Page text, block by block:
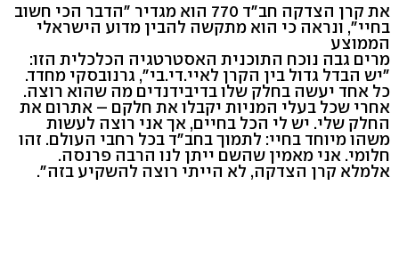
את קרן הצדקה חב"ד 770 הוא מגדיר "הדבר הכי חשוב
בחיי", ונראה כי הוא מתקשה להבין מדוע הישראלי
הממוצע
מרים גבה נוכח התוכנית האסטרטגיה הכלכלית הזו:
"יש הבדל גדול בין הקרן לאיי.די.בי", גרנובסקי מחדד.
כל אחד יעשה בחלק שלו בדיבידנדים מה שהוא רוצה.
אחרי שכל בעלי המניות יקבלו את חלקם – אתרום את
החלק שלי. יש לי הכל בחיים, אך אני רוצה לעשות
משהו מיוחד בחיי: לתמוך בחב"ד בכל רחבי העולם. זהו
חלומי. אני מאמין שהשם ייתן לנו הרבה פרנסה.
אלמלא קרן הצדקה, לא הייתי רוצה להשקיע בזה".